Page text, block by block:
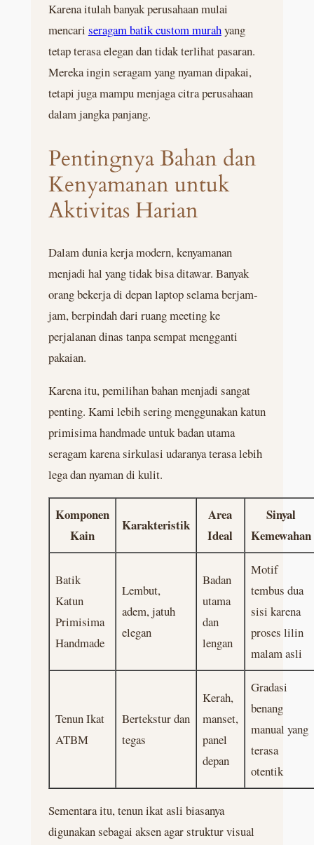
Karena itulah banyak perusahaan mulai
mencari seragam batik custom murahyang
tetap terasa elegan dan tidak terlihat pasaran.
Mereka ingin seragam yang nyaman dipakai,
tetapi juga mampu menjaga citra perusahaan
dalam jangka panjang.
Pentingnya Bahan dan
Kenyamanan untuk
Aktivitas Harian
Dalam dunia kerja modern, kenyamanan
menjadi hal yang tidak bisa ditawar. Banyak
orang bekerja di depan laptop selama berjam-
jam, berpindah dari ruang meeting ke
perjalanan dinas tanpa sempat mengganti
pakaian.
Karena itu, pemilihan bahan menjadi sangat
penting. Kami lebih sering menggunakan katun
primisima handmade untuk badan utama
seragam karena sirkulasi udaranya terasa lebih
lega dan nyaman di kulit.
Komponen
Kain
Karakteristik
Area
Ideal
Sinyal
Kemewahan
Batik
Katun
Primisima
Handmade
Lembut,
adem, jatuh
elegan
Badan
utama
dan
lengan
Motif
tembus dua
sisi karena
proses lilin
malam asli
Tenun Ikat
ATBM
Bertekstur dan
tegas
Kerah,
manset,
panel
depan
Gradasi
benang
manual yang
terasa
otentik
Sementara itu, tenun ikat asli biasanya
digunakan sebagai aksen agar struktur visual